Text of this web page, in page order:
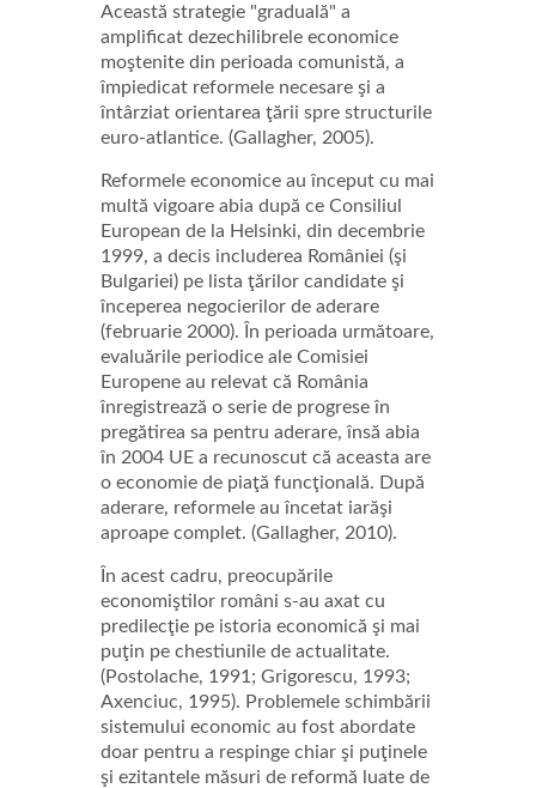
Această strategie "graduală" a
amplificat dezechilibrele economice
moştenite din perioada comunistă, a
împiedicat reformele necesare şi a
întârziat orientarea ţării spre structurile
euro-atlantice. (Gallagher, 2005).
Reformele economice au început cu mai
multă vigoare abia după ce Consiliul
European de la Helsinki, din decembrie
1999, a decis includerea României (şi
Bulgariei) pe lista ţărilor candidate şi
începerea negocierilor de aderare
(februarie 2000). În perioada următoare,
evaluările periodice ale Comisiei
Europene au relevat că România
înregistrează o serie de progrese în
pregătirea sa pentru aderare, însă abia
în 2004 UE a recunoscut că aceasta are
o economie de piaţă funcţională. După
aderare, reformele au încetat iarăşi
aproape complet. (Gallagher, 2010).
În acest cadru, preocupările
economiştilor români s-au axat cu
predilecţie pe istoria economică şi mai
puţin pe chestiunile de actualitate.
(Postolache, 1991; Grigorescu, 1993;
Axenciuc, 1995). Problemele schimbării
sistemului economic au fost abordate
doar pentru a respinge chiar şi puţinele
şi ezitantele măsuri de reformă luate de